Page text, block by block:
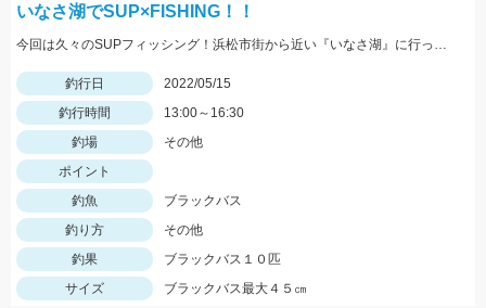
いなさ湖でSUP×FISHING！！
今回は久々のSUPフィッシング！浜松市街から近い『いなさ湖』に行ってきました！！
釣行日
2022/05/15
釣行時間
13:00～16:30
釣場
その他
ポイント
釣魚
ブラックバス
釣り方
その他
釣果
ブラックバス１０匹
サイズ
ブラックバス最大４５㎝